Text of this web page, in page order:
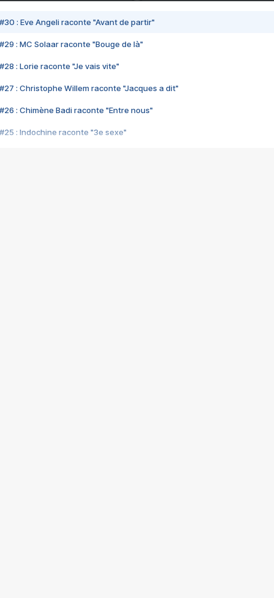
#30 : Eve Angeli raconte "Avant de partir"
#29 : MC Solaar raconte "Bouge de là"
#28 : Lorie raconte "Je vais vite"
#27 : Christophe Willem raconte "Jacques a dit"
#26 : Chimène Badi raconte "Entre nous"
#25 : Indochine raconte "3e sexe"